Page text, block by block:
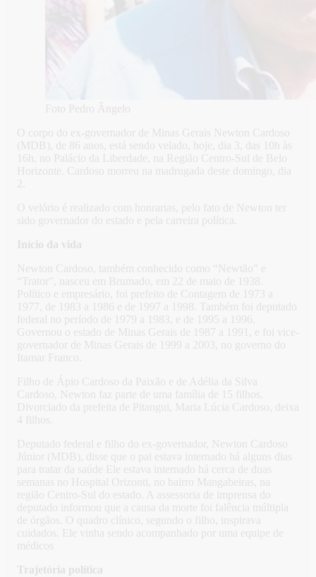
Foto Pedro Ângelo
O corpo do ex-governador de Minas Gerais Newton Cardoso
(MDB), de 86 anos, está sendo velado, hoje, dia 3, das 10h às
16h, no Palácio da Liberdade, na Região Centro-Sul de Belo
Horizonte. Cardoso morreu na madrugada deste domingo, dia
2.
O velório é realizado com honrarias, pelo fato de Newton ter
sido governador do estado e pela carreira política.
Início da vida
Newton Cardoso, também conhecido como “Newtão” e
“Trator”, nasceu em Brumado, em 22 de maio de 1938.
Político e empresário, foi prefeito de Contagem de 1973 a
1977, de 1983 a 1986 e de 1997 a 1998. Também foi deputado
federal no período de 1979 a 1983, e de 1995 a 1996.
Governou o estado de Minas Gerais de 1987 a 1991, e foi vice-
governador de Minas Gerais de 1999 a 2003, no governo do
Itamar Franco.
Filho de Ápio Cardoso da Paixão e de Adélia da Silva
Cardoso, Newton faz parte de uma família de 15 filhos.
Divorciado da prefeita de Pitangui, Maria Lúcia Cardoso, deixa
4 filhos.
Deputado federal e filho do ex-governador, Newton Cardoso
Júnior (MDB), disse que o pai estava internado há alguns dias
para tratar da saúde Ele estava internado há cerca de duas
semanas no Hospital Orizonti, no bairro Mangabeiras, na
região Centro-Sul do estado. A assessoria de imprensa do
deputado informou que a causa da morte foi falência múltipla
de órgãos. O quadro clínico, segundo o filho, inspirava
cuidados. Ele vinha sendo acompanhado por uma equipe de
médicos
Trajetória política